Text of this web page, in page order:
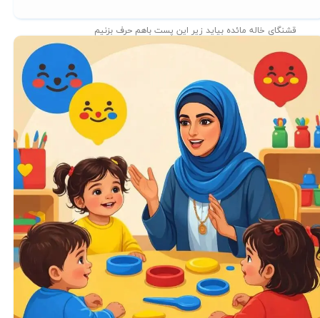
قشنگای خاله مائده بیاید زیر این پست باهم حرف بزنیم